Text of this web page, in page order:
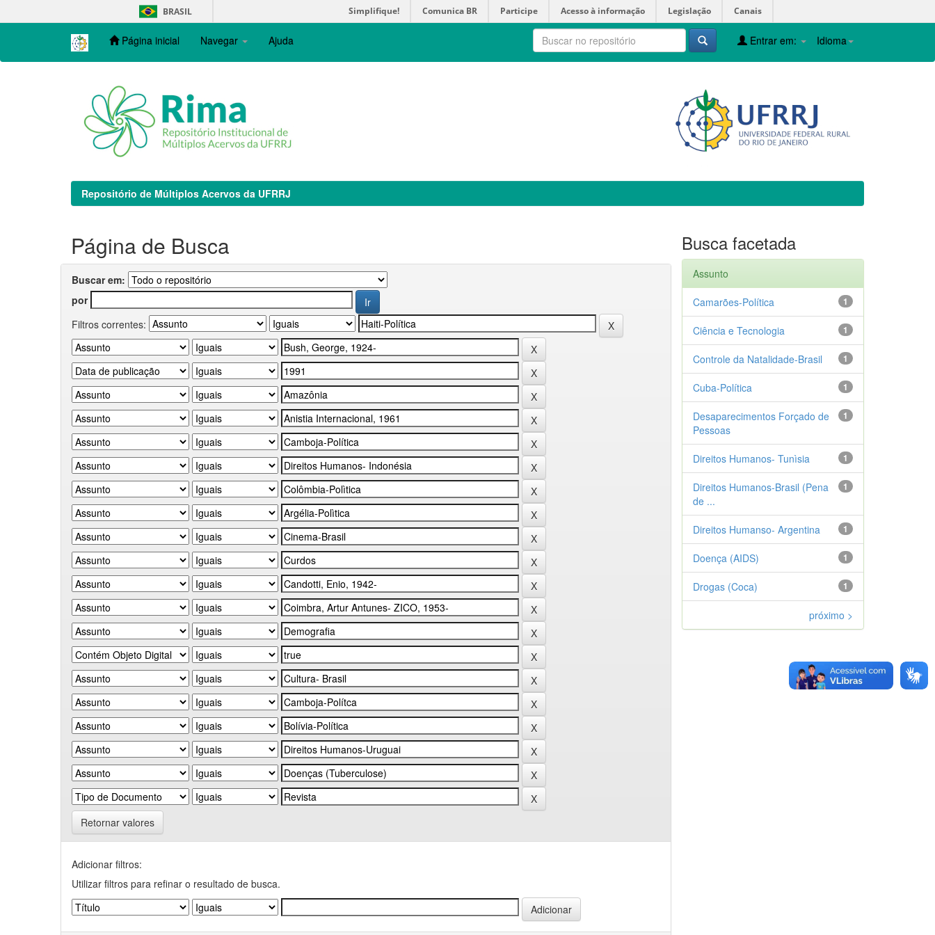
navigation
BRASIL Simplifique! Comunica BR Participe Acesso à informação Legislação Canais
Página inicial Navegar Ajuda Idioma
Entrar em:
Repositório de Múltiplos Acervos da UFRRJ
Página de Busca
Buscar em:
por
Filtros correntes:
Retornar valores
Adicionar filtros:
Utilizar filtros para refinar o resultado de busca.
Busca facetada
Assunto
1
Camarões-Política
1
Ciência e Tecnologia
1
Controle da Natalidade-Brasil
1
Cuba-Política
1
Desaparecimentos Forçado de
Pessoas
1
Direitos Humanos- Tunìsia
1
Direitos Humanos-Brasil (Pena
de ...
1
Direitos Humanso- Argentina
1
Doença (AIDS)
1
Drogas (Coca)
próximo >